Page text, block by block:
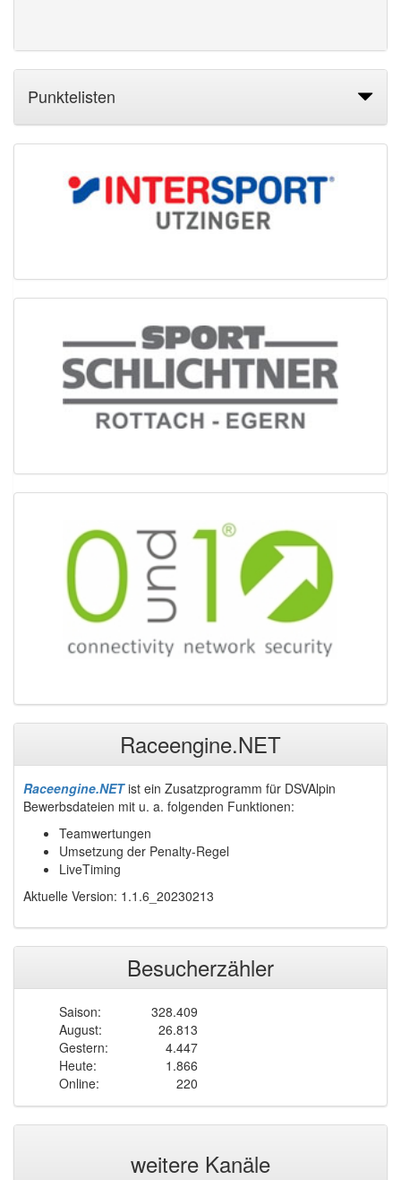
Punktelisten
Raceengine.NET
Raceengine.NETist ein Zusatzprogramm für DSVAlpin
Bewerbsdateien mit u. a. folgenden Funktionen:
Teamwertungen
Umsetzung der Penalty-Regel
LiveTiming
Aktuelle Version: 1.1.6_20230213
Besucherzähler
Saison:
328.409
August:
26.813
Gestern:
4.447
Heute:
1.866
Online:
220
weitere Kanäle